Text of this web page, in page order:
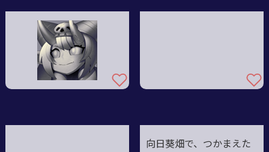
向日葵畑で、つかまえた